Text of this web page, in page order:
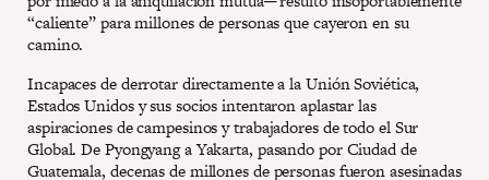
“caliente” para millones de personas que cayeron en su
camino.
Incapaces de derrotar directamente a la Unión Soviética,
Estados Unidos y sus socios intentaron aplastar las
aspiraciones de campesinos y trabajadores de todo el Sur
Global. De Pyongyang a Yakarta, pasando por Ciudad de
Guatemala, decenas de millones de personas fueron asesinadas